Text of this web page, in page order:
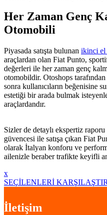
Her Zaman Genç
Otomobili
Piyasada satışta bulunan ikinci el
araçlardan olan Fiat Punto,
değerleri ile her zaman genç
otomobildir. Otoshops
sonra kullanıcıların beğenisine
estetiği bir arada bulmak
araçlardandır.
Sizler de detaylı ekspertiz
güvencesi ile satışa çıkan Fiat
olarak İtalyan konforu ve
ailenizle beraber trafikte keyifli
x
SEÇİLENLERİ KARŞILAŞTIR
İletişim